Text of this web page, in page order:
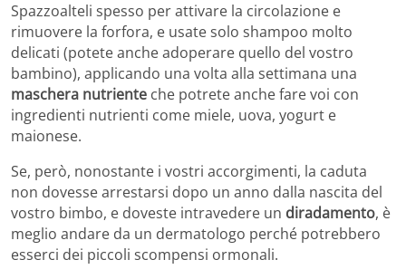
Spazzoalteli spesso per attivare la circolazione e
rimuovere la forfora, e usate solo shampoo molto
delicati (potete anche adoperare quello del vostro
bambino), applicando una volta alla settimana una
maschera nutriente che potrete anche fare voi con
ingredienti nutrienti come miele, uova, yogurt e
maionese.
Se, però, nonostante i vostri accorgimenti, la caduta
non dovesse arrestarsi dopo un anno dalla nascita del
vostro bimbo, e doveste intravedere un diradamento, è
meglio andare da un dermatologo perché potrebbero
esserci dei piccoli scompensi ormonali.